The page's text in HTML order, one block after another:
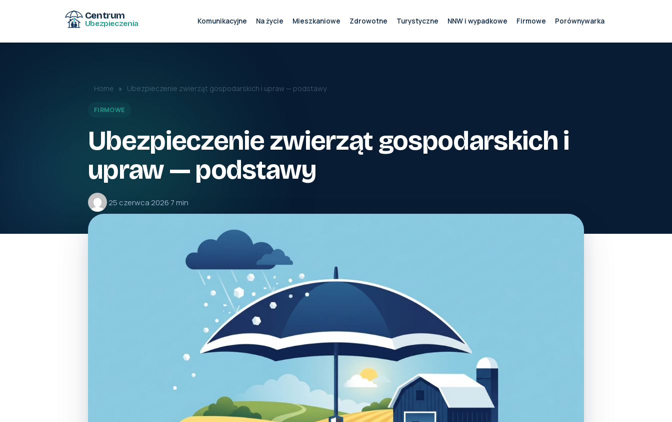
Centrum
Ubezpieczenia Komunikacyjne Na życie Mieszkaniowe Zdrowotne Turystyczne NNW i wypadkowe Firmowe Porównywarka
Home » Ubezpieczenie zwierząt gospodarskich i upraw — podstawy
FIRMOWE
Ubezpieczenie zwierząt gospodarskich i
upraw — podstawy
·25 czerwca 2026·7 min